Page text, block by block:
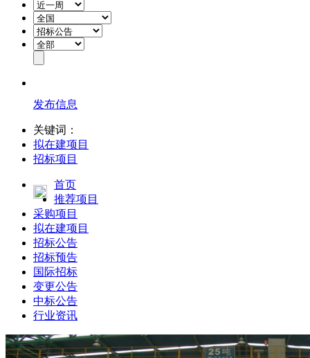
发布信息
关键词：
拟在建项目
招标项目
首页
推荐项目
采购项目
拟在建项目
招标公告
招标预告
国际招标
变更公告
中标公告
行业资讯